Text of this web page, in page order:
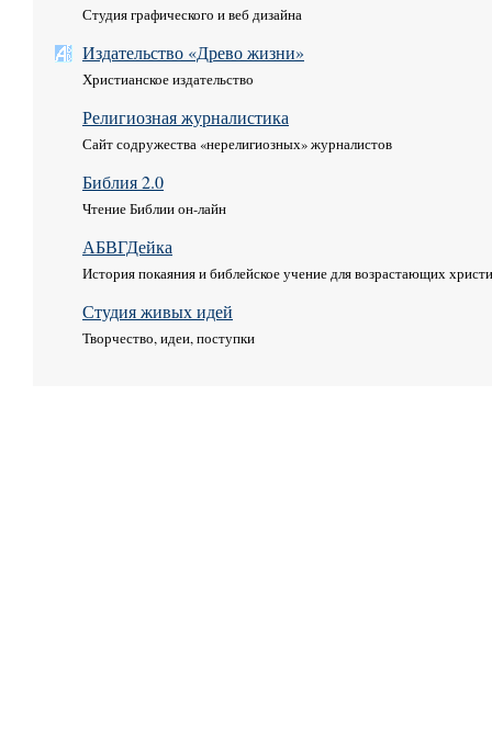
Студия графического и веб дизайна
Издательство «Древо жизни»
Христианское издательство
Религиозная журналистика
Сайт содружества «нерелигиозных» журналистов
Библия 2.0
Чтение Библии он-лайн
АБВГДейка
История покаяния и библейское учение для возрастающих
Студия живых идей
Творчество, идеи, поступки